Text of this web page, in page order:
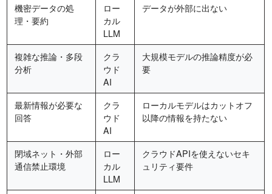
機密データの処
理・要約
ロー
カル
LLM
データが外部に出ない
複雑な推論・多段
分析
クラ
ウド
AI
大規模モデルの推論精度が必
要
最新情報が必要な
回答
クラ
ウド
AI
ローカルモデルはカットオフ
以降の情報を持たない
閉域ネット・外部
通信禁止環境
ロー
カル
LLM
クラウドAPIを使えないセキ
ュリティ要件